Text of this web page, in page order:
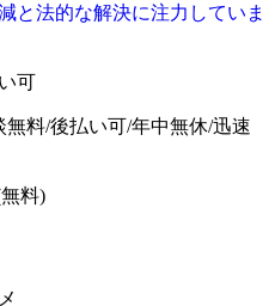
と法的な解決に注力していま
可
料/後払い可/年中無休/迅速
料)